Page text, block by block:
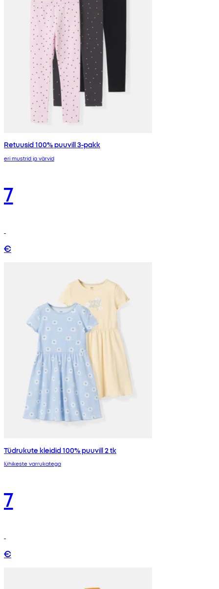
Retuusid 100% puuvill 3-pakk
eri mustrid ja värvid
7
€
Tüdrukute kleidid 100% puuvill 2 tk
lühikeste varrukatega
7
€